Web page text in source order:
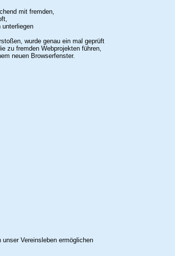
mit fremden,
unterliegen
wurde genau ein mal geprüft
zu fremden Webprojekten führen,
neuen Browserfenster.
Vereinsleben ermöglichen